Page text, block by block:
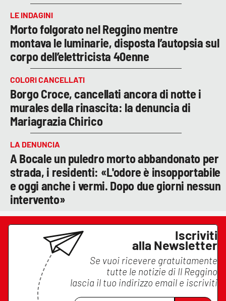
LE INDAGINI
Morto folgorato nel Reggino mentre
montava le luminarie, disposta l’autopsia sul
corpo dell’elettricista 40enne
COLORI CANCELLATI
Borgo Croce, cancellati ancora di notte i
murales della rinascita: la denuncia di
Mariagrazia Chirico
LA DENUNCIA
A Bocale un puledro morto abbandonato per
strada, i residenti: «L'odore è insopportabile
e oggi anche i vermi. Dopo due giorni nessun
intervento»
Iscriviti
alla Newsletter
Se vuoi ricevere gratuitamente
tutte le notizie di Il Reggino
lascia il tuo indirizzo email e iscriviti